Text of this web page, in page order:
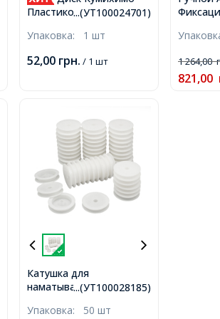
...(УТ100024701)
Пластиковый для
Браслетов, Макраме,
10х10см,
Упаковка: 1 шт
52,00 грн. / 1 шт 1 264,00
821,00
...(УТ100028185)
Катушка для
наматывания шнура,
Белая, Размер: 67x14мм,
Упаковка: 50 шт